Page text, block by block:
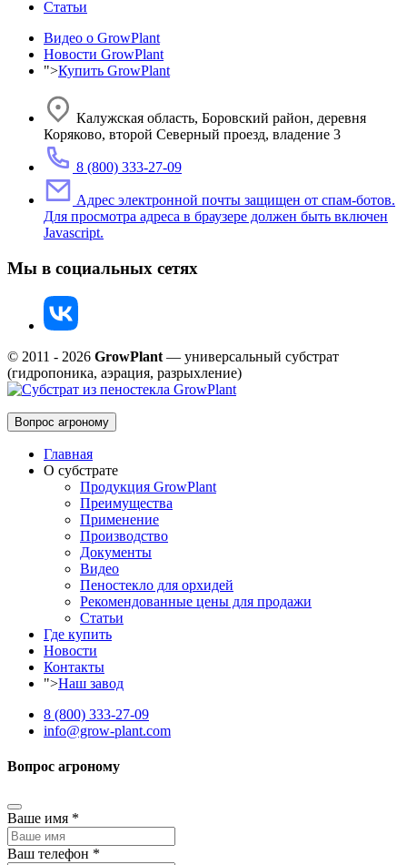
Статьи
Видео о GrowPlant
Новости GrowPlant
">Купить GrowPlant
Калужская область, Боровский район, деревня
Коряково, второй Северный проезд, владение 3
8 (800) 333-27-09
Адрес электронной почты защищен от спам-ботов.
Для просмотра адреса в браузере должен быть включен
Javascript.
Мы в социальных сетях
© 2011 - 2026 GrowPlant — универсальный субстрат
(гидропоника, аэрация, разрыхление)
Вопрос агроному
Главная
О субстрате
Продукция GrowPlant
Преимущества
Применение
Производство
Документы
Видео
Пеностекло для орхидей
Рекомендованные цены для продажи
Статьи
Где купить
Новости
Контакты
">Наш завод
8 (800) 333-27-09
info@grow-plant.com
Вопрос агроному
Ваше имя *
Ваш телефон *